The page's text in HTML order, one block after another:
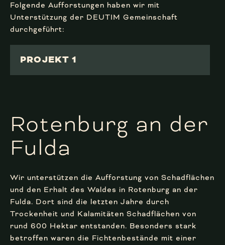
Folgende Aufforstungen haben wir mit
Unterstützung der DEUTIM Gemeinschaft
durchgeführt:
PROJEKT 1
Rotenburg an der
Fulda
Wir unterstützen die Aufforstung von Schadflächen
und den Erhalt des Waldes in Rotenburg an der
Fulda. Dort sind die letzten Jahre durch
Trockenheit und Kalamitäten Schadflächen von
rund 600 Hektar entstanden. Besonders stark
betroffen waren die Fichtenbestände mit einer